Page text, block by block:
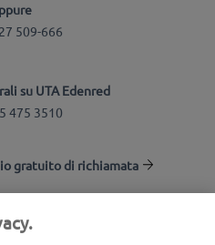
509-666
su UTA Edenred
475 3510
gratuito di richiamata